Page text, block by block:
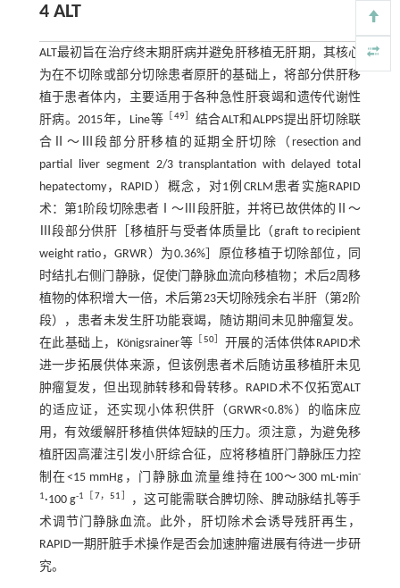
4 ALT
ALT最初旨在治疗终末期肝病并避免肝移植无肝期，其核心
为在不切除或部分切除患者原肝的基础上，将部分供肝移
植于患者体内，主要适用于各种急性肝衰竭和遗传代谢性
肝病。2015年，Line等
49］ 结合ALT和ALPPS提出肝切除联
合Ⅱ～Ⅲ段部分肝移植的延期全肝切除（resection and
partial liver segment 2/3 transplantation with delayed total
hepatectomy，RAPID）概念，对1例CRLM患者实施RAPID
术：第1阶段切除患者Ⅰ～Ⅲ段肝脏，并将已故供体的Ⅱ～
Ⅲ段部分供肝［移植肝与受者体质量比（graft to recipient
weight ratio，GRWR）为0.36%］原位移植于切除部位，同
时结扎右侧门静脉，促使门静脉血流向移植物；术后2周移
植物的体积增大一倍，术后第23天切除残余右半肝（第2阶
段），患者未发生肝功能衰竭，随访期间未见肿瘤复发。
在此基础上，Königsrainer等
50］ 开展的活体供体RAPID术
进一步拓展供体来源，但该例患者术后随访虽移植肝未见
肿瘤复发，但出现肺转移和骨转移。RAPID术不仅拓宽ALT
的适应证，还实现小体积供肝（GRWR<0.8%）的临床应
用，有效缓解肝移植供体短缺的压力。须注意，为避免移
植肝因高灌注引发小肝综合征，应将移植肝门静脉压力控
制在<15 mmHg，门静脉血流量维持在100～300 mL·min-
1·100 g-1［ 7，51
，这可能需联合脾切除、脾动脉结扎等手
术调节门静脉血流。此外，肝切除术会诱导残肝再生，
RAPID一期肝脏手术操作是否会加速肿瘤进展有待进一步研
究。